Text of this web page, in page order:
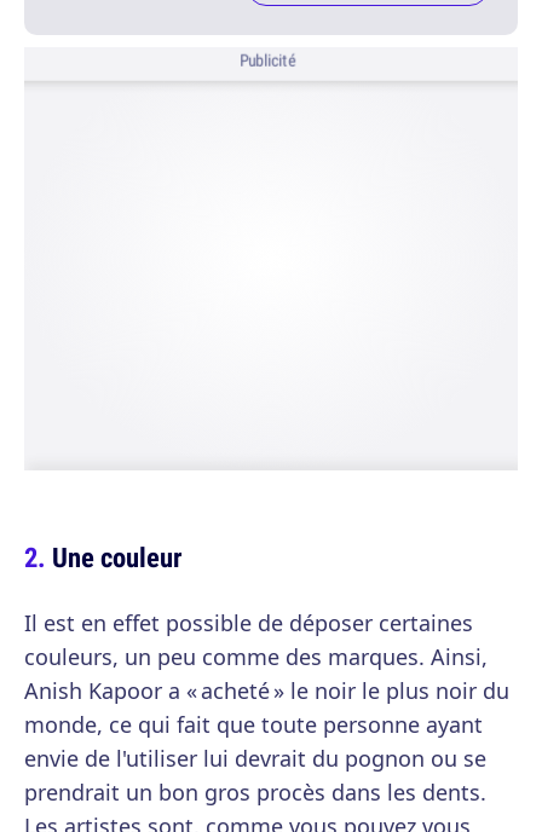
Publicité
Une couleur
Il est en effet possible de déposer certaines
couleurs, un peu comme des marques. Ainsi,
Anish Kapoor a « acheté » le noir le plus noir du
monde, ce qui fait que toute personne ayant
envie de l'utiliser lui devrait du pognon ou se
prendrait un bon gros procès dans les dents.
Les artistes sont, comme vous pouvez vous